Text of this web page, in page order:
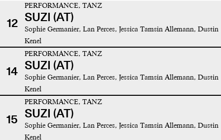
12
PERFORMANCE, TANZ
SUZI (AT)
Sophie Germanier, Lan Perces, Jessica Tamsin Allemann, Dustin
Kenel
14
PERFORMANCE, TANZ
SUZI (AT)
Sophie Germanier, Lan Perces, Jessica Tamsin Allemann, Dustin
Kenel
15
PERFORMANCE, TANZ
SUZI (AT)
Sophie Germanier, Lan Perces, Jessica Tamsin Allemann, Dustin
Kenel